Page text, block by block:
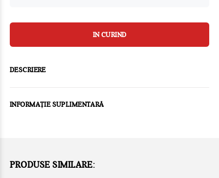
IN CURIND
DESCRIERE
INFORMAȚIE SUPLIMENTARĂ
PRODUSE SIMILARE: